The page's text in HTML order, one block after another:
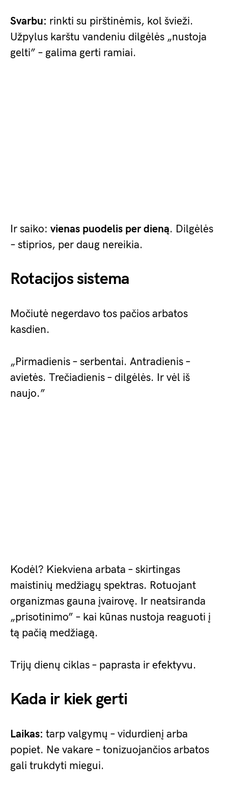
Svarbu: rinkti su pirštinėmis, kol švieži.
Užpylus karštu vandeniu dilgėlės „nustoja
gelti” – galima gerti ramiai.
Ir saiko: vienas puodelis per dieną. Dilgėlės
– stiprios, per daug nereikia.
Rotacijos sistema
Močiutė negerdavo tos pačios arbatos
kasdien.
„Pirmadienis – serbentai. Antradienis –
avietės. Trečiadienis – dilgėlės. Ir vėl iš
naujo.”
Kodėl? Kiekviena arbata – skirtingas
maistinių medžiagų spektras. Rotuojant
organizmas gauna įvairovę. Ir neatsiranda
„prisotinimo” – kai kūnas nustoja reaguoti į
tą pačią medžiagą.
Trijų dienų ciklas – paprasta ir efektyvu.
Kada ir kiek gerti
Laikas: tarp valgymų – vidurdienį arba
popiet. Ne vakare – tonizuojančios arbatos
gali trukdyti miegui.